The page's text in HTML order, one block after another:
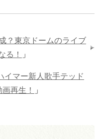
？東京ドームのライブ
る！
」
イマー新人歌手テッド
再生！
」